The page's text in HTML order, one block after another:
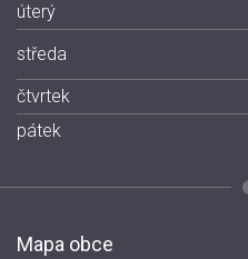
úterý
středa
čtvrtek
pátek
Mapa obce